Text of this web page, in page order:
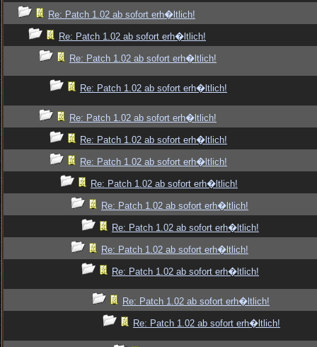
Re: Patch 1.02 ab sofort erh�ltlich!
Re: Patch 1.02 ab sofort erh�ltlich!
Re: Patch 1.02 ab sofort erh�ltlich!
Re: Patch 1.02 ab sofort erh�ltlich!
Re: Patch 1.02 ab sofort erh�ltlich!
Re: Patch 1.02 ab sofort erh�ltlich!
Re: Patch 1.02 ab sofort erh�ltlich!
Re: Patch 1.02 ab sofort erh�ltlich!
Re: Patch 1.02 ab sofort erh�ltlich!
Re: Patch 1.02 ab sofort erh�ltlich!
Re: Patch 1.02 ab sofort erh�ltlich!
Re: Patch 1.02 ab sofort erh�ltlich!
Re: Patch 1.02 ab sofort erh�ltlich!
Re: Patch 1.02 ab sofort erh�ltlich!